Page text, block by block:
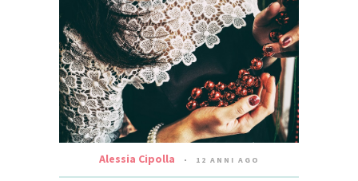
Alessia Cipolla 12 ANNI AGO